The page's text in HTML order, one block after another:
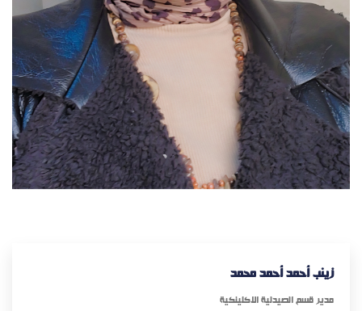
زينب أحمد أحمد محمد
مدير قسم الصيدلية الاكلينكية